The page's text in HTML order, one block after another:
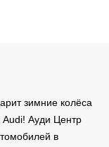
зимние колёса
Audi! Ауди Центр
в